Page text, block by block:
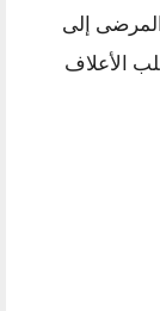
إلى
الأعلاف